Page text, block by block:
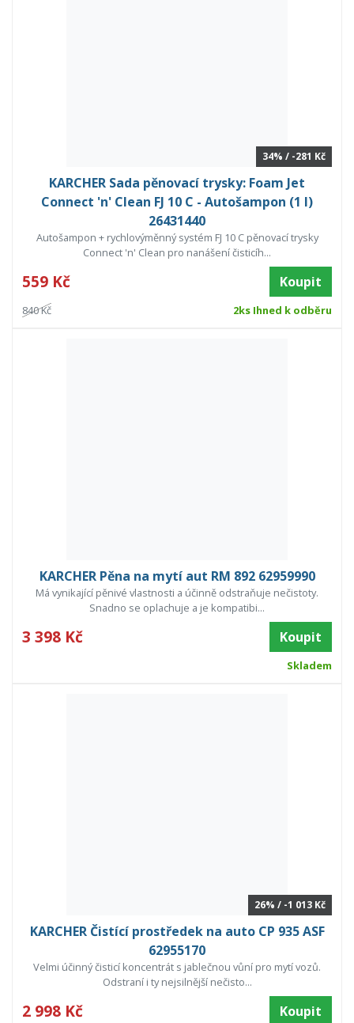
34% / -281 Kč
KARCHER Sada pěnovací trysky: Foam Jet
Connect 'n' Clean FJ 10 C - Autošampon (1 l)
26431440
Autošampon + rychlovýměnný systém FJ 10 C pěnovací trysky
Connect 'n' Clean pro nanášení čisticíh...
559 Kč Koupit
840 Kč 2ks Ihned k odběru
KARCHER Pěna na mytí aut RM 892 62959990
Má vynikající pěnivé vlastnosti a účinně odstraňuje nečistoty.
Snadno se oplachuje a je kompatibi...
3 398 Kč Koupit
Skladem
26% / -1 013 Kč
KARCHER Čistící prostředek na auto CP 935 ASF
62955170
Velmi účinný čisticí koncentrát s jablečnou vůní pro mytí vozů.
Odstraní i ty nejsilnější nečisto...
2 998 Kč Koupit